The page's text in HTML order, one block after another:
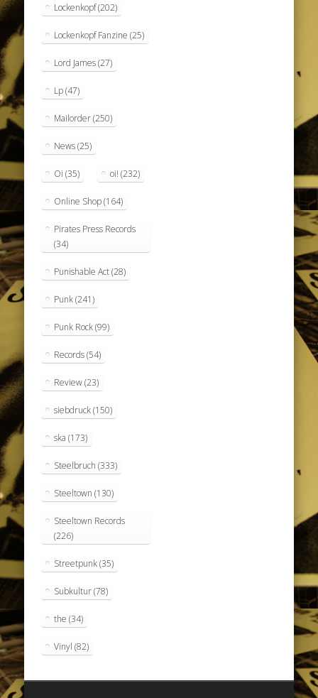
Lockenkopf(202)
Lockenkopf Fanzine (25)
Lord James(27)
Lp(47)
Mailorder(250)
News(25)
Oi (35) oi! (232)
Online Shop(164)
Pirates Press Records
(34)
Punishable Act(28)
Punk(241)
Punk Rock(99)
Records(54)
Review(23)
siebdruck(150)
ska (173)
Steelbruch (333)
Steeltown (130)
Steeltown Records
(226)
Streetpunk(35)
Subkultur(78)
the (34)
Vinyl (82)